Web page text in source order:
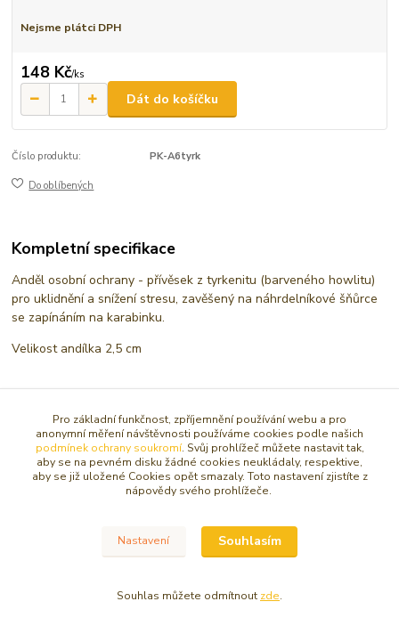
Nejsme plátci DPH
148 Kč/ks
Dát do košíčku
Číslo produktu: PK-A6tyrk
Do oblíbených
Kompletní specifikace
Anděl osobní ochrany - přívěsek z tyrkenitu (barveného howlitu)
pro uklidnění a snížení stresu, zavěšený na náhrdelníkové šňůrce
se zapínáním na karabinku.
Velikost andílka 2,5 cm
Zboží zařazeno v kategoriích
Pro základní funkčnost, zpříjemnění používání webu a pro
anonymní měření návštěvnosti používáme cookies podle našich
podmínek ochrany soukromí. Svůj prohlížeč můžete nastavit tak,
aby se na pevném disku žádné cookies neukládaly, respektive,
aby se již uložené Cookies opět smazaly. Toto nastavení zjistíte z
nápovědy svého prohlížeče.
Nastavení Souhlasím
Souhlas můžete odmítnout zde.